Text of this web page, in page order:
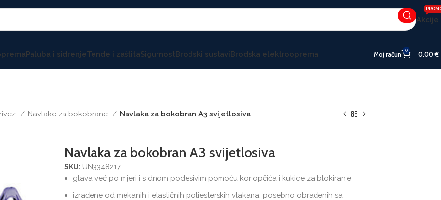
Akcije
Paluba i sidrenjeTende i zaštitaSigurnostBrodski sustaviBrodska elektrooprema Moj račun 0 0,00€
Navlake za bokobrane Navlaka za bokobran A3 svijetlosiva
Navlaka za bokobran A3 svijetlosiva
SKU: UN3348217
glava već po mjeri i s dnom podesivim pomoću konopčića i kukice za blokiranje
izrađene od mekanih i elastičnih poliesterskih vlakana, posebno obrađenih sa